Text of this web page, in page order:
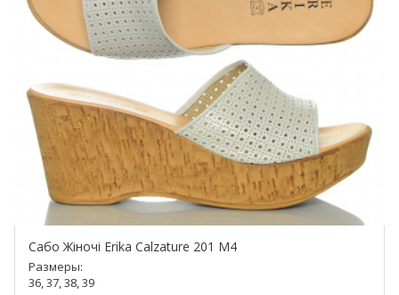
Сабо Жіночі Erika Calzature 201 M4
Размеры:
36, 37, 38, 39